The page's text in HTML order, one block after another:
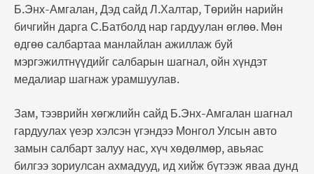
Б.Энх-Амгалан, Дэд сайд Л.Халтар, Төрийн нарийн
бичгийн дарга С.Батболд нар гардуулан өглөө. Мөн
өдгөө салбартаа манлайлан ажиллаж буй
мэргэжилтнүүдийг салбарын шагнал, ойн хүндэт
медалиар шагнаж урамшуулав.
Зам, тээврийн хөгжлийн сайд Б.Энх-Амгалан шагнал
гардуулах үеэр хэлсэн үгэндээ Монгол Улсын авто
замын салбарт залуу нас, хүч хөдөлмөр, авьяас
билгээ зориулсан ахмадууд, ид хийж бүтээж яваа дунд